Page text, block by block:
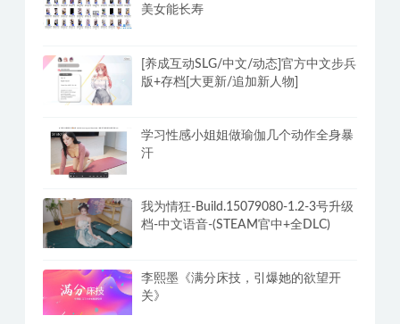
美女能长寿
[养成互动SLG/中文/动态]官方中文步兵
版+存档[大更新/追加新人物]
学习性感小姐姐做瑜伽几个动作全身暴
汗
我为情狂-Build.15079080-1.2-3号升级
档-中文语音-(STEAM官中+全DLC)
李熙墨《满分床技，引爆她的欲望开
关》